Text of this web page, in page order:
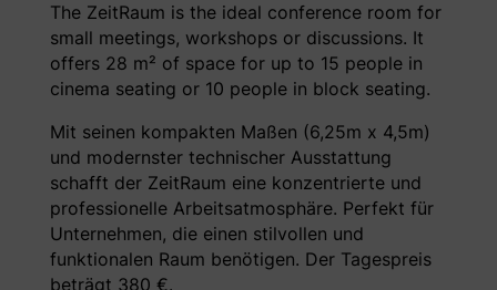
The ZeitRaum is the ideal conference room for
small meetings, workshops or discussions. It
offers 28 m² of space for up to 15 people in
cinema seating or 10 people in block seating.
Mit seinen kompakten Maßen (6,25m x 4,5m)
und modernster technischer Ausstattung
schafft der ZeitRaum eine konzentrierte und
professionelle Arbeitsatmosphäre. Perfekt für
Unternehmen, die einen stilvollen und
funktionalen Raum benötigen. Der Tagespreis
beträgt 380 €.